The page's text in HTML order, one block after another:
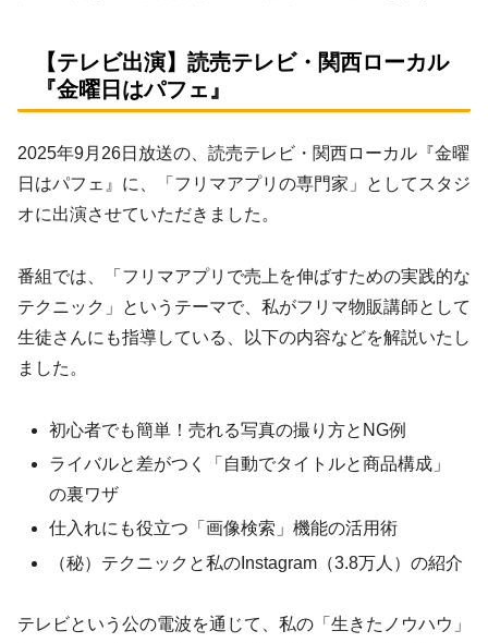
【テレビ出演】読売テレビ・関西ローカル
『金曜日はパフェ』
2025年9月26日放送の、読売テレビ・関西ローカル『金曜
日はパフェ』に、「フリマアプリの専門家」としてスタジ
オに出演させていただきました。
番組では、「フリマアプリで売上を伸ばすための実践的な
テクニック」というテーマで、私がフリマ物販講師として
生徒さんにも指導している、以下の内容などを解説いたし
ました。
初心者でも簡単！売れる写真の撮り方とNG例
ライバルと差がつく「自動でタイトルと商品構成」
の裏ワザ
仕入れにも役立つ「画像検索」機能の活用術
（秘）テクニックと私のInstagram（3.8万人）の紹介
テレビという公の電波を通じて、私の「生きたノウハウ」